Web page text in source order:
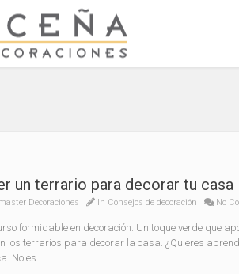
un terrario para decorar tu casa
Decoraciones In Consejos de decoración No
formidable en decoración. Un toque verde que
los terrarios para decorar la casa. ¿Quieres
No es